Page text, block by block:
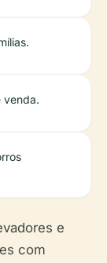
venda.
e
com